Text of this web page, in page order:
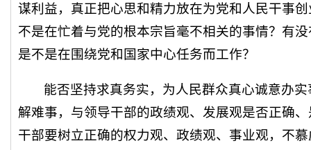
谋利益，真正把心思和精力放在为党和人民干事
不是在忙着与党的根本宗旨毫不相关的事情？有
是不是在围绕党和国家中心任务而工作？
能否坚持求真务实，为人民群众真心诚意办
解难事，与领导干部的政绩观、发展观是否正确
干部要树立正确的权力观、政绩观、事业观，不